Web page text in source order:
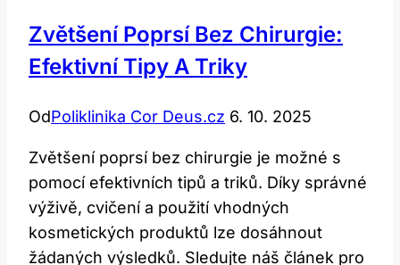
Zvětšení Poprsí Bez Chirurgie:
Efektivní Tipy A Triky
OdPoliklinika Cor Deus.cz 6. 10. 2025
Zvětšení poprsí bez chirurgie je možné s
pomocí efektivních tipů a triků. Díky správné
výživě, cvičení a použití vhodných
kosmetických produktů lze dosáhnout
žádaných výsledků. Sledujte náš článek pro